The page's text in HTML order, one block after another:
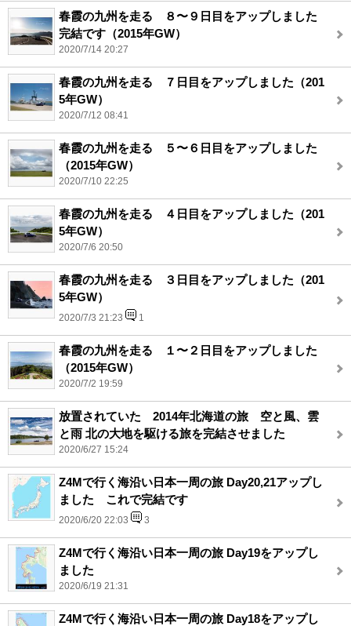
春霞の九州を走る ８〜９日目をアップしました
完結です（2015年GW）
2020/7/14 20:27
春霞の九州を走る ７日目をアップしました（201
5年GW）
2020/7/12 08:41
春霞の九州を走る ５〜６日目をアップしました
（2015年GW）
2020/7/10 22:25
春霞の九州を走る ４日目をアップしました（201
5年GW）
2020/7/6 20:50
春霞の九州を走る ３日目をアップしました（201
5年GW）
2020/7/3 21:23 1
春霞の九州を走る １〜２日目をアップしました
（2015年GW）
2020/7/2 19:59
放置されていた 2014年北海道の旅 空と風、雲
と雨 北の大地を駆ける旅を完結させました
2020/6/27 15:24
Z4Mで行く海沿い日本一周の旅 Day20,21アップし
ました これで完結です
2020/6/20 22:03 3
Z4Mで行く海沿い日本一周の旅 Day19をアップし
ました
2020/6/19 21:31
Z4Mで行く海沿い日本一周の旅 Day18をアップし